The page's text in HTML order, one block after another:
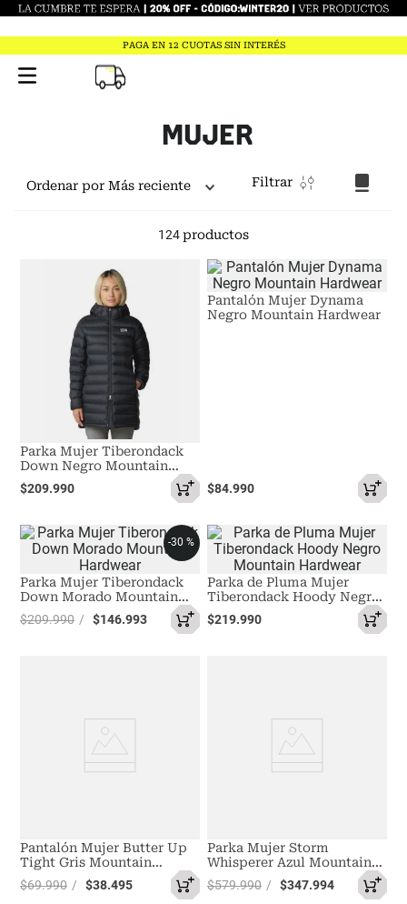
PAGA EN 12 CUOTAS SIN INTERÉS
MUJER
Ordenar por Más reciente Filtrar
124productos
Parka Mujer Tiberondack
Down Negro Mountain
Hardwear
$209.990
Pantalón Mujer Dynama
Negro Mountain Hardwear
$84.990
-30 %
Parka Mujer Tiberondack
Down Morado Mountain
Hardwear
$209.990 $146.993
Parka de Pluma Mujer
Tiberondack Hoody Negro
Mountain Hardwear
$219.990
Pantalón Mujer Butter Up
Tight Gris Mountain
Hardwear
$69.990 $38.495
Parka Mujer Storm
Whisperer Azul Mountain
Hardwear
$579.990 $347.994